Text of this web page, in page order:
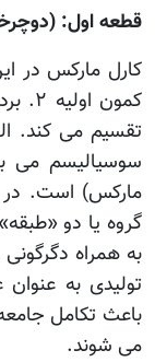
قطعه اول:
تقسیم می کند.
سوسیالیسم می
مارکس) است. در
گروه یا دو
به همراه دگرگونی
تولیدی به
باعث تکامل
می شوند.